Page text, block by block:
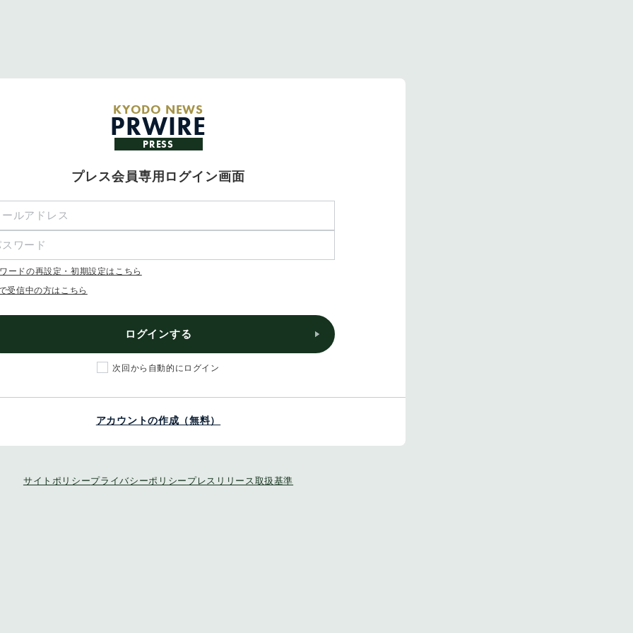
KYODO NEWS
PRWIRE
PRESS
プレス会員専用ログイン画面
ードの再設定・初期設定はこちら
受信中の方はこちら
ログインする
次回から自動的にログイン
アカウントの作成（無料）
サイトポリシープライバシーポリシー プレスリリース取扱基準